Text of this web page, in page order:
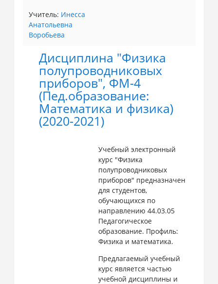
Учитель: Инесса
Анатольевна
Воробьева
Дисциплина "Физика
полупроводниковых
приборов", ФМ-4
(Пед.образование:
Математика и физика)
(2020-2021)
Учебный электронный
курс "Физика
полупроводниковых
приборов" предназначен
для студентов,
обучающихся по
направлению 44.03.05
Педагогическое
образование. Профиль:
Физика и математика.
Предлагаемый учебный
курс является частью
учебной дисциплины и